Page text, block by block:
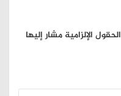
الحقول الإلزامية مشار إليها